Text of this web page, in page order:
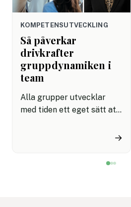
KOMPETENSUTVECKLING
Så påverkar
drivkrafter
gruppdynamiken i
team
Alla grupper utvecklar
med tiden ett eget sätt att
→